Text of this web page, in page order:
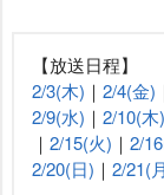
【放送日程】
2/3(木) ｜ 2/4(金)
2/9(水) ｜ 2/10(木)
｜ 2/15(火) ｜ 2/
2/20(日) ｜ 2/21(